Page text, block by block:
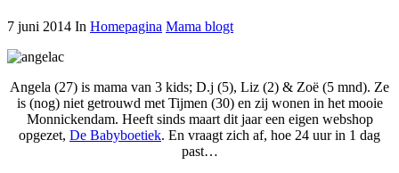
7 juni 2014 In Homepagina Mama blogt
Angela (27) is mama van 3 kids; D.j (5), Liz (2) & Zoë (5 mnd). Ze
is (nog) niet getrouwd met Tijmen (30) en zij wonen in het mooie
Monnickendam. Heeft sinds maart dit jaar een eigen webshop
opgezet, De Babyboetiek. En vraagt zich af, hoe 24 uur in 1 dag
past…